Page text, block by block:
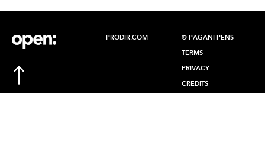
PRODIR.COM © PAGANI PENS
TERMS
PRIVACY
CREDITS